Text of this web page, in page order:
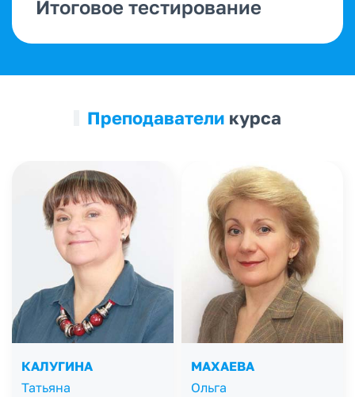
Итоговое тестирование
Преподавателикурса
КАЛУГИНА
Татьяна
МАХАЕВА
Ольга